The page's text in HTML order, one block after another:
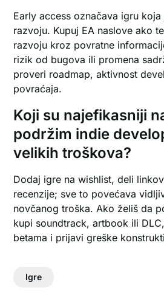
Early access označava igru
razvoju. Kupuj EA naslove ako
razvoju kroz povratne
rizik od bugova ili promena
proveri roadmap, aktivnost
povraćaja.
Koji su najefikasniji
podržim indie
velikih troškova?
Dodaj igre na wishlist, deli
recenzije; sve to povećava
novčanog troška. Ako želiš da
kupi soundtrack, artbook ili
betama i prijavi greške
Igre